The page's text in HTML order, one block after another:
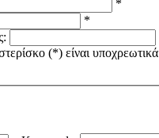
*
*
(*) είναι